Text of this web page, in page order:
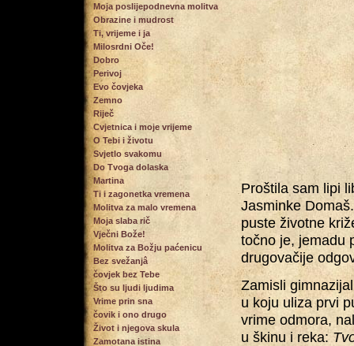
Moja poslijepodnevna molitva
Obrazine i mudrost
Ti, vrijeme i ja
Milosrdni Oče!
Dobro
Perivoj
Evo čovjeka
Zemno
Riječ
Cvjetnica i moje vrijeme
O Tebi i životu
Svjetlo svakomu
Do Tvoga dolaska
Martina
Ti i zagonetka vremena
Molitva za malo vremena
Moja slaba rič
Vječni Bože!
Molitva za Božju paćenicu
Bez svežanjâ
čovjek bez Tebe
Što su ljudi ljudima
Vrime prin sna
čovik i ono drugo
Život i njegova skula
Zamotana istina
Proštila sam lipi
Jasminke
puste životne
točno je, jemadu
drugovačije
Zamisli
u koju uliza prvi
vrime odmora,
u škinu i reka: